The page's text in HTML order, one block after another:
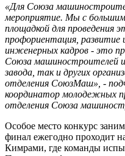
«Для Союза
мероприятие. Мы с
площадкой для проведения
профориентация,
инженерных кадров - это
Союза машиностроителей и
завода, так и других
отделения СоюзМаш», -
координатор молодежных
отделения Союза
Особое место конкурс
финал ежегодно проходит
Кимрами, где команды